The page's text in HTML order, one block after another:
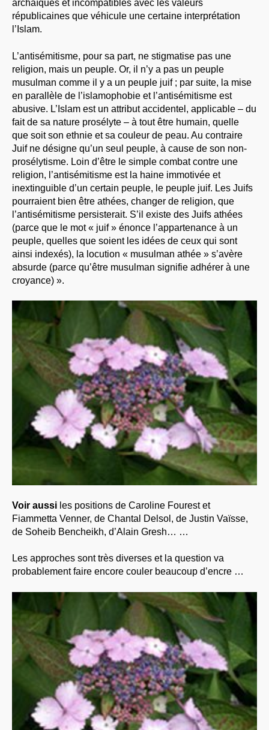
archaïques et incompatibles avec les valeurs
républicaines que véhicule une certaine interprétation
l’Islam.
L’antisémitisme, pour sa part, ne stigmatise pas une
religion, mais un peuple. Or, il n’y a pas un peuple
musulman comme il y a un peuple juif ; par suite, la mise
en parallèle de l’islamophobie et l’antisémitisme est
abusive. L’Islam est un attribut accidentel, applicable – du
fait de sa nature prosélyte – à tout être humain, quelle
que soit son ethnie et sa couleur de peau. Au contraire
Juif ne désigne qu’un seul peuple, à cause de son non-
prosélytisme. Loin d’être le simple combat contre une
religion, l’antisémitisme est la haine immotivée et
inextinguible d’un certain peuple, le peuple juif. Les Juifs
pourraient bien être athées, changer de religion, que
l’antisémitisme persisterait. S’il existe des Juifs athées
(parce que le mot « juif » énonce l’appartenance à un
peuple, quelles que soient les idées de ceux qui sont
ainsi indexés), la locution « musulman athée » s’avère
absurde (parce qu’être musulman signifie adhérer à une
croyance) ».
Voir aussi les positions de Caroline Fourest et
Fiammetta Venner, de Chantal Delsol, de Justin Vaïsse,
de Soheib Bencheikh, d’Alain Gresh… …
Les approches sont très diverses et la question va
probablement faire encore couler beaucoup d’encre …